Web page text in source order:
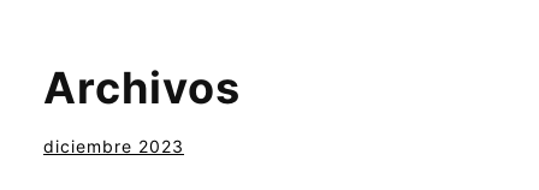
Archivos
diciembre 2023